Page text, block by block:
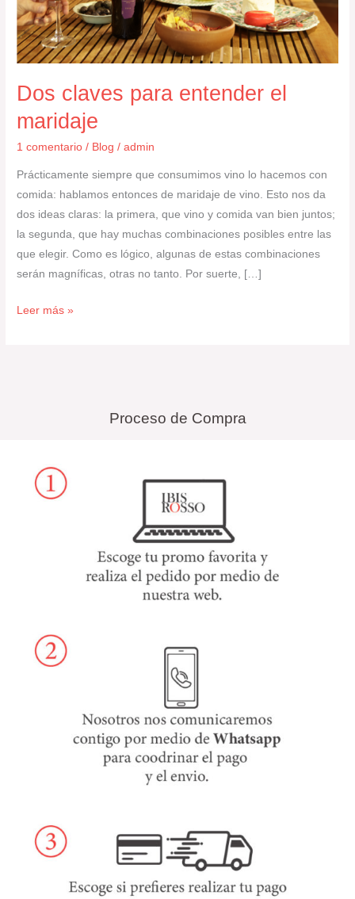
Dos claves para entender el
maridaje
1 comentario / Blog /admin
Prácticamente siempre que consumimos vino lo hacemos con
comida: hablamos entonces de maridaje de vino. Esto nos da
dos ideas claras: la primera, que vino y comida van bien juntos;
la segunda, que hay muchas combinaciones posibles entre las
que elegir. Como es lógico, algunas de estas combinaciones
serán magníficas, otras no tanto. Por suerte, […]
maridaje
Leer más »
Proceso de Compra